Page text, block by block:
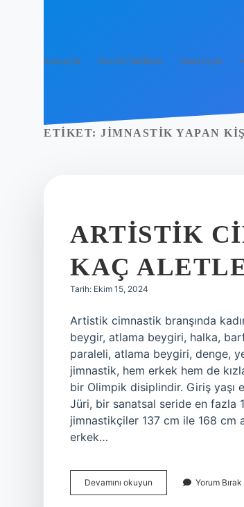
Anasayfa Gizlilik Politikası Yasal Uyarı
ETIKET: JIMNASTIK YAPAN
ARTISTIK
KAÇ
Tarih: Ekim 15, 2024
Artistik cimnastik branşında
beygir, atlama beygiri, halka,
paraleli, atlama beygiri, denge,
jimnastik, hem erkek hem de
bir Olimpik disiplindir. Giriş yaşı
Jüri, bir sanatsal seride en fazla
jimnastikçiler 137 cm ile 168 cm
erkek…
Devamını okuyun
Cimnastikte
Yorum Bırak